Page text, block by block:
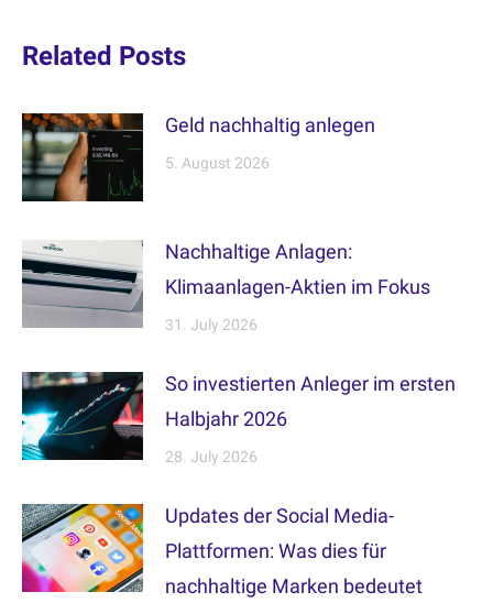
Related Posts
Geld nachhaltig anlegen
5. August 2026
Nachhaltige Anlagen:
Klimaanlagen-Aktien im Fokus
31. July 2026
So investierten Anleger im ersten
Halbjahr 2026
28. July 2026
Updates der Social Media-
Plattformen: Was dies für
nachhaltige Marken bedeutet